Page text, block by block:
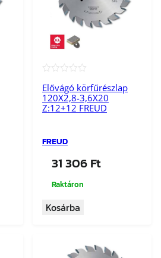
Elővágó körfűrészlap
120X2,8-3,6X20
Z:12+12 FREUD
FREUD
31 306Ft
Raktáron
Kosárba